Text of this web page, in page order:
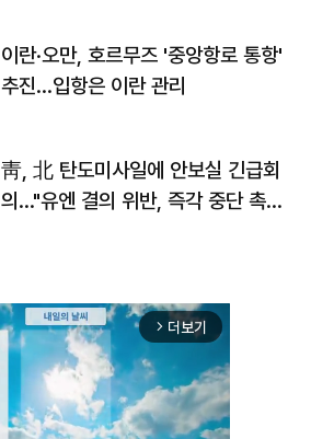
이란·오만, 호르무즈 '중앙항로 통항'
추진…입항은 이란 관리
靑, 北 탄도미사일에 안보실 긴급회
의…"유엔 결의 위반, 즉각 중단 촉
arrow_forward_ios 더보기